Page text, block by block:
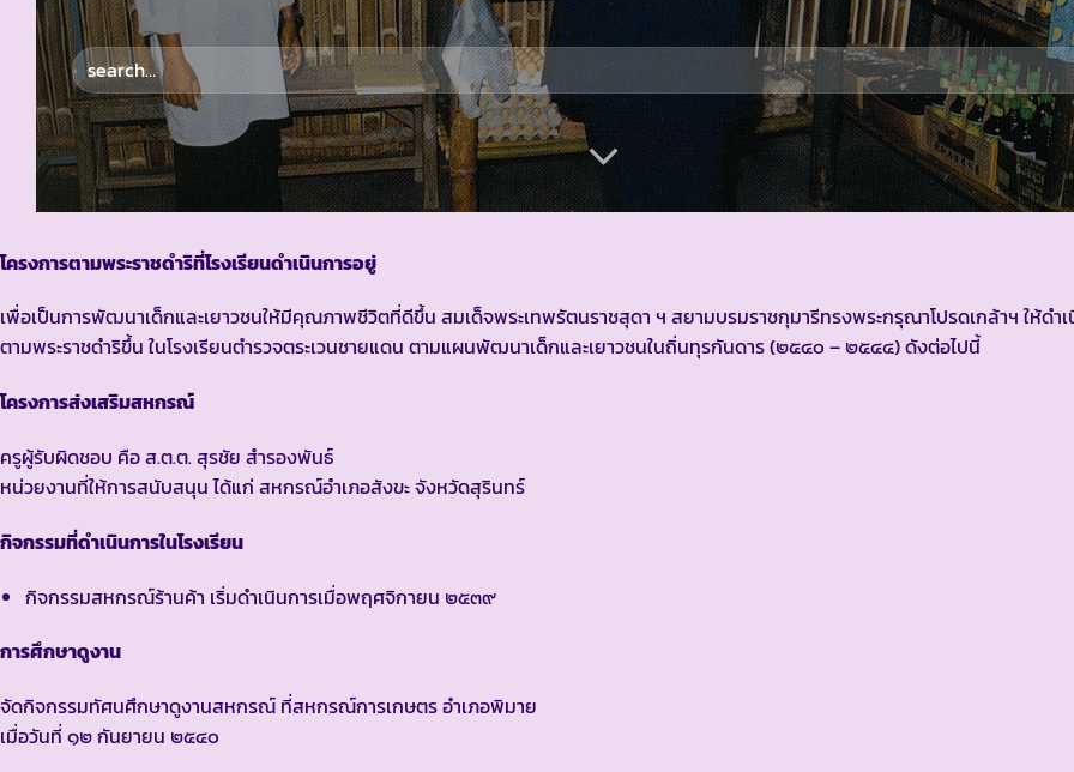
โครงการตามพระราชดำริที่โรงเรียนดำเนินการอยู่
เพื่อเป็นการพัฒนาเด็กและเยาวชนให้มีคุณภาพชีวิตที่ดีขึ้น สมเด็จพระเทพรัตนราชสุดา ฯ สยามบรมราชกุมารีทรงพระกรุณาโปรดเกล้าฯ ให้ดำเ
ตามพระราชดำริขึ้น ในโรงเรียนตำรวจตระเวนชายแดน ตามแผนพัฒนาเด็กและเยาวชนในถิ่นทุรกันดาร (๒๕๔๐ – ๒๕๔๔) ดังต่อไปนี้
โครงการส่งเสริมสหกรณ์
ครูผู้รับผิดชอบ คือ ส.ต.ต. สุรชัย สำรองพันธ์
หน่วยงานที่ให้การสนับสนุน ได้แก่ สหกรณ์อำเภอสังขะ จังหวัดสุรินทร์
กิจกรรมที่ดำเนินการในโรงเรียน
กิจกรรมสหกรณ์ร้านค้า เริ่มดำเนินการเมื่อพฤศจิกายน ๒๕๓๙
การศึกษาดูงาน
จัดกิจกรรมทัศนศึกษาดูงานสหกรณ์ ที่สหกรณ์การเกษตร อำเภอพิมาย
เมื่อวันที่ ๑๒ กันยายน ๒๕๔๐